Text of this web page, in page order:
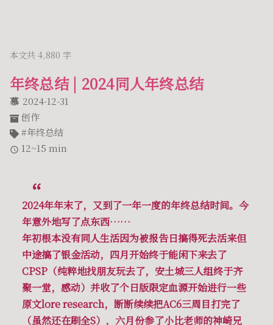
本文共 4,880 字
年终总结 | 2024同人年终总结
慕 2024-12-31
创作
年终总结
12~15 min
2024年年末了，又到了一年一度的年终总结时间。今
年意外地写了点东西……
年初根本没有同人生活因为被报告日搞得死去活来但
中途搞了银金活动，四月开始终于能闲下来去了
CPSP（纯粹地找朋友玩去了，安土城三人组终于齐
聚一堂，感动）并收了个日版限定血源开始进行一些
原文lore research，断断续续把AC6三周目打完了
（虽然还在刷全S），六月份参了小比老师的神崎兄